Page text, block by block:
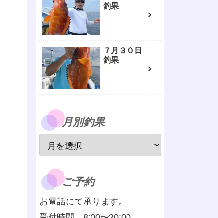
釣果
７月３０日
釣果
月別釣果
ご予約
お電話にて承ります。